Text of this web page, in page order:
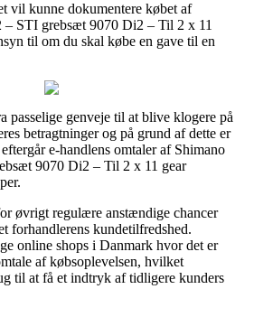
vil kunne dokumentere købet af
– STI grebsæt 9070 Di2 – Til 2 x 11
til om du skal købe en gave til en
passelige genveje til at blive klogere på
betragtninger og på grund af dette er
e-handlens omtaler af Shimano
9070 Di2 – Til 2 x 11 gear
øvrigt regulære anstændige chancer
forhandlerens kundetilfredshed.
online shops i Danmark hvor det er
af købsoplevelsen, hvilket
til at få et indtryk af tidligere kunders